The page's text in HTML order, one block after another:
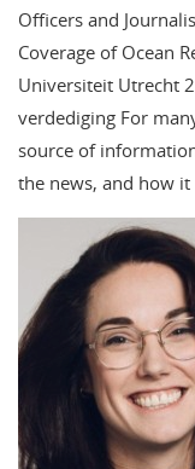
Officers and
Coverage of Ocean
Universiteit Utrecht
verdediging For
source of
the news, and how it